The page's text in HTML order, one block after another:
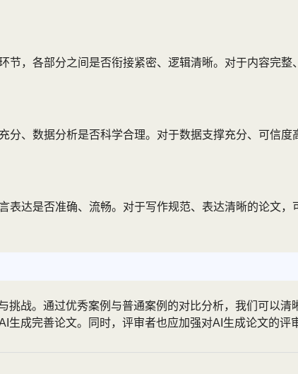
，各部分之间是否衔接紧密、逻辑清晰。对于内容完
、数据分析是否科学合理。对于数据支撑充分、可信
达是否准确、流畅。对于写作规范、表达清晰的论文
战。通过优秀案例与普通案例的对比分析，我们可以清
成完善论文。同时，评审者也应加强对AI生成论文的评